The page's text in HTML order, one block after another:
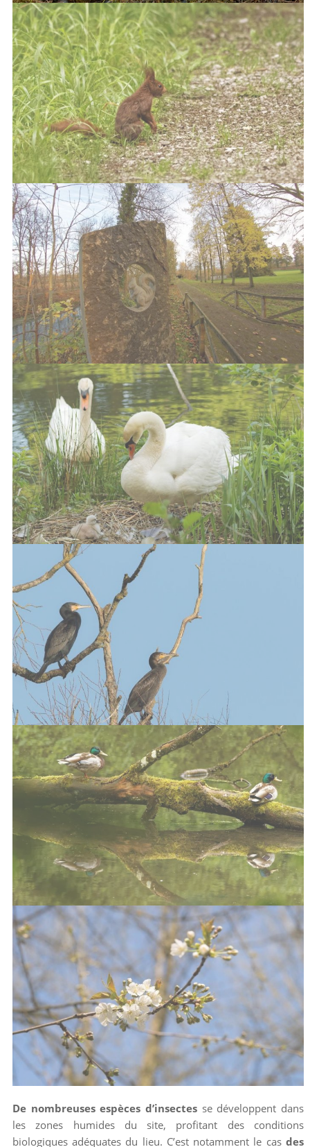
De nombreuses espèces d’insectesse développent dans
les zones humides du site, profitant des conditions
biologiques adéquates du lieu. C’est notamment le casdes